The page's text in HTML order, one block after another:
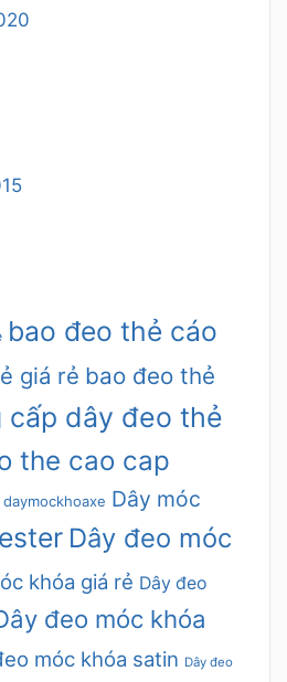
bao đeo thẻ cáo
giá rẻ bao đeo thẻ
cấp dây đeo thẻ
the cao cap
daymockhoaxe Dây móc
Dây đeo móc
khóa giá rẻ Dây đeo
đeo móc khóa
móc khóa satin Dây đeo